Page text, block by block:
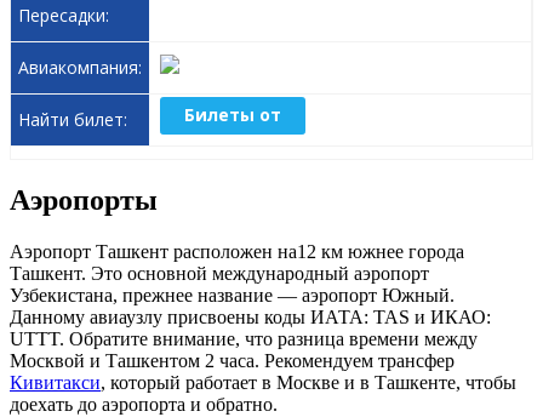
Билеты от
Аэропорты
Аэропорт Ташкент расположен на12 км южнее города
Ташкент. Это основной международный аэропорт
Узбекистана, прежнее название — аэропорт Южный.
Данному авиаузлу присвоены коды ИАТА: TAS и ИКАО:
UTTT. Обратите внимание, что разница времени между
Москвой и Ташкентом 2 часа. Рекомендуем трансфер
Кивитакси, который работает в Москве и в Ташкенте, чтобы
доехать до аэропорта и обратно.